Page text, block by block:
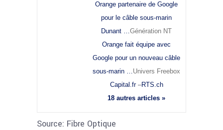
Orange partenaire de Google
pour le câble sous-marin
Dunant …Génération NT
Orange fait équipe avec
Google pour un nouveau câble
sous-marin …Univers Freebox
Capital.fr–RTS.ch
18 autres articles »
Source: Fibre Optique